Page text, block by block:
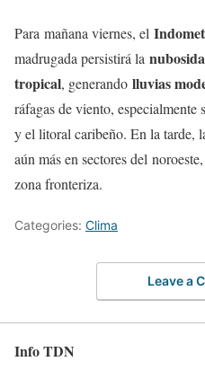
Para mañana viernes, el Indomet
madrugada persistirá la
tropical, generando lluvias
ráfagas de viento, especialmente
y el litoral caribeño. En la tarde,
aún más en sectores del
zona fronteriza.
Categories: Clima
Leave a
Info TDN